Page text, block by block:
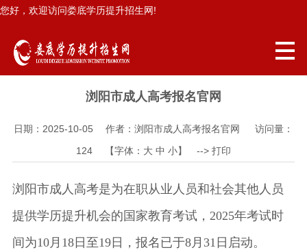
您好，欢迎访问娄底学历提升招生网!
浏阳市成人高考报名官网
日期：2025-10-05 作者：浏阳市成人高考报名官网 访问量：
124 【字体： 大 中 小】 --> 打印
浏阳市成人高考是为在职从业人员和社会其他人员
提供学历提升机会的国家教育考试，2025年考试时
间为10月18日至19日，报名已于8月31日启动。